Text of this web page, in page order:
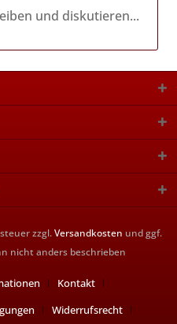
und diskutieren...
zzgl.Versandkosten und ggf.
nicht anders beschrieben
Kontakt
Widerrufsrecht